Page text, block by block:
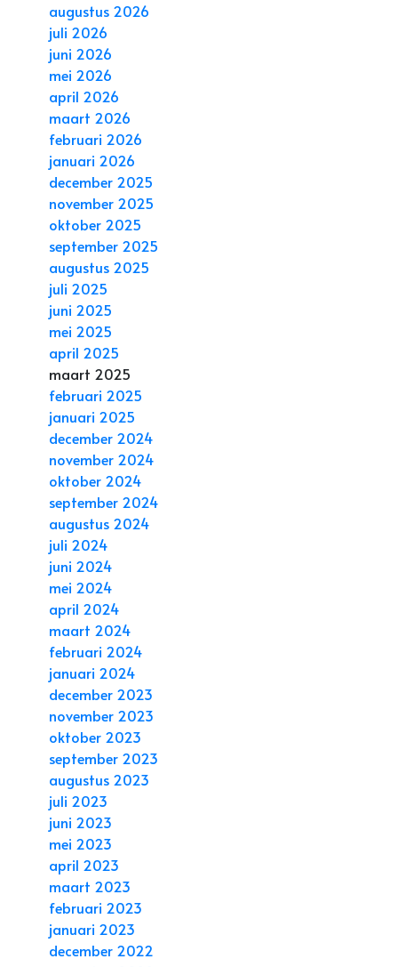
augustus 2026
juli 2026
juni 2026
mei 2026
april 2026
maart 2026
februari 2026
januari 2026
december 2025
november 2025
oktober 2025
september 2025
augustus 2025
juli 2025
juni 2025
mei 2025
april 2025
maart 2025
februari 2025
januari 2025
december 2024
november 2024
oktober 2024
september 2024
augustus 2024
juli 2024
juni 2024
mei 2024
april 2024
maart 2024
februari 2024
januari 2024
december 2023
november 2023
oktober 2023
september 2023
augustus 2023
juli 2023
juni 2023
mei 2023
april 2023
maart 2023
februari 2023
januari 2023
december 2022